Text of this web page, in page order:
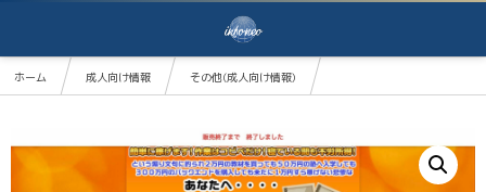
ホーム 成人向け情報
その他(成人向け情報)